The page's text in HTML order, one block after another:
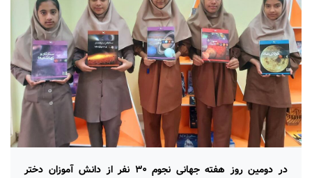
در دومین روز هفته جهانی نجوم ۳۰ نفر از دانش آموزان دختر